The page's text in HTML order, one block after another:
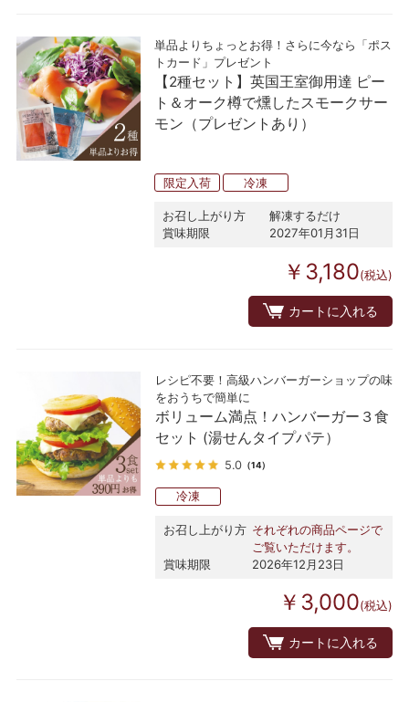
単品よりちょっとお得！さらに今なら「ポス
トカード」プレゼント
【2種セット】英国王室御用達 ピー
ト＆オーク樽で燻したスモークサー
モン（プレゼントあり）
限定入荷 冷凍
お召し上がり方
解凍するだけ
賞味期限
2027年01月31日
￥3,180(税込)
カートに入れる
レシピ不要！高級ハンバーガーショップの味
をおうちで簡単に
ボリューム満点！ハンバーガー３食
セット (湯せんタイプパテ）
5.0 （14）
冷凍
お召し上がり方 それぞれの商品ページで
ご覧いただけます。
賞味期限
2026年12月23日
￥3,000(税込)
カートに入れる